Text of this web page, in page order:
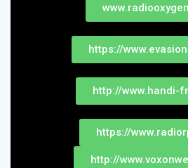
https://
http://www.handi-
https://
http://